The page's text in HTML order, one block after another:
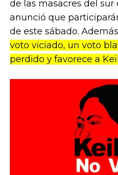
de las masacres del sur
anunció que
de este sábado.
voto viciado, un voto
perdido y favorece a